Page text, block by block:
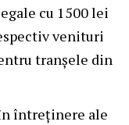
cu 1500 lei
venituri
tranșele din
întreținere ale